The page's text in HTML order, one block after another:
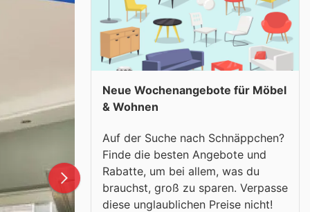
Neue Wochenangebote für Möbel
& Wohnen
Auf der Suche nach Schnäppchen?
Finde die besten Angebote und
Rabatte, um bei allem, was du
brauchst, groß zu sparen. Verpasse
diese unglaublichen Preise nicht!